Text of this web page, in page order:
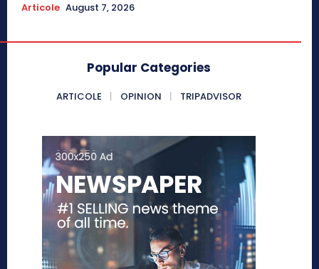
Articole August 7, 2026
Popular Categories
ARTICOLE OPINION TRIPADVISOR